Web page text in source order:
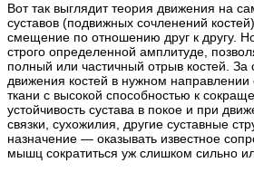
Вот так выглядит теория движения на
суставов (подвижных сочленений
смещение по отношению друг к другу.
строго определенной амплитуде,
полный или частичный отрыв костей. За
движения костей в нужном
ткани с высокой способностью к
устойчивость сустава в покое и при
связки, сухожилия, другие суставные
назначение — оказывать известное
мышц сократиться уж слишком сильно